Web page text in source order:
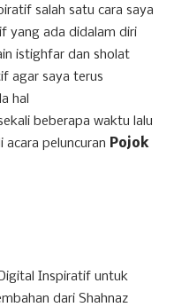
salah satu cara saya
yang ada didalam diri
istighfar dan sholat
agar saya terus
hal
beberapa waktu lalu
peluncuran Pojok
Inspiratif untuk
dari Shahnaz